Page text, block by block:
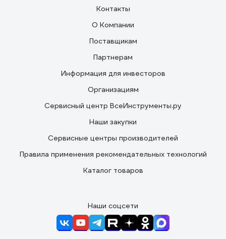
Контакты
О Компании
Поставщикам
Партнерам
Информация для инвесторов
Организациям
Сервисный центр ВсеИнструменты.ру
Наши закупки
Сервисные центры производителей
Правила применения рекомендательных технологий
Каталог товаров
Наши соцсети